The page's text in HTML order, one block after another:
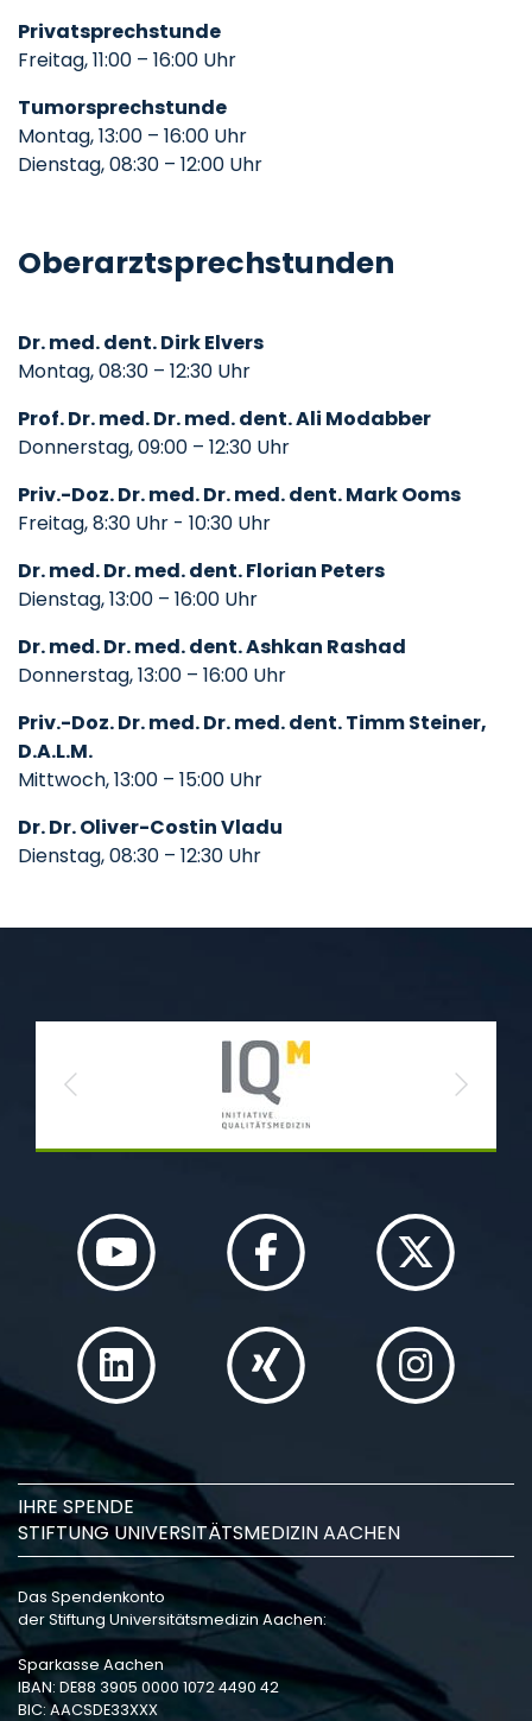
Privatsprechstunde
Freitag, 11:00 – 16:00 Uhr
Tumorsprechstunde
Montag, 13:00 – 16:00 Uhr
Dienstag, 08:30 – 12:00 Uhr
Oberarztsprechstunden
Dr. med. dent. Dirk Elvers
Montag, 08:30 – 12:30 Uhr
Prof. Dr. med. Dr. med. dent. Ali Modabber
Donnerstag, 09:00 – 12:30 Uhr
Priv.-Doz. Dr. med. Dr. med. dent. Mark Ooms
Freitag, 8:30 Uhr - 10:30 Uhr
Dr. med. Dr. med. dent. Florian Peters
Dienstag, 13:00 – 16:00 Uhr
Dr. med. Dr. med. dent. Ashkan Rashad
Donnerstag, 13:00 – 16:00 Uhr
Priv.-Doz. Dr. med. Dr. med. dent. Timm Steiner,
D.A.L.M.
Mittwoch, 13:00 – 15:00 Uhr
Dr. Dr. Oliver-Costin Vladu
Dienstag, 08:30 – 12:30 Uhr
Previous Next
IHRE SPENDE
STIFTUNG UNIVERSITÄTSMEDIZIN AACHEN
Das Spendenkonto
der Stiftung Universitätsmedizin Aachen:
Sparkasse Aachen
IBAN: DE88 3905 0000 1072 4490 42
BIC: AACSDE33XXX